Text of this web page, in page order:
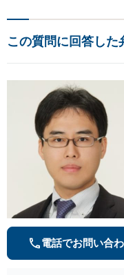
この質問に回答した
電話でお問い合